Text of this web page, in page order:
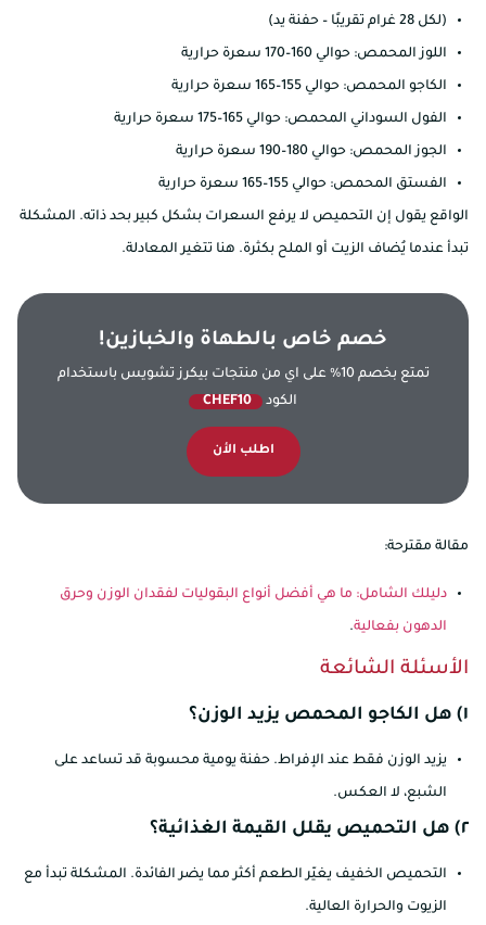
(لكل 28 غرام تقريبًا – حفنة يد)
اللوز المحمص: حوالي 160–170 سعرة حرارية
الكاجو المحمص: حوالي 155–165 سعرة حرارية
الفول السوداني المحمص: حوالي 165–175 سعرة حرارية
الجوز المحمص: حوالي 180–190 سعرة حرارية
الفستق المحمص: حوالي 155–165 سعرة حرارية
الواقع يقول إن التحميص لا يرفع السعرات بشكل كبير بحد ذاته. المشكلة
تبدأ عندما يُضاف الزيت أو الملح بكثرة. هنا تتغير المعادلة.
خصم خاص بالطهاة والخبازين!
تمتع بخصم 10% على اي من منتجات بيكرز تشويس باستخدام
الكود
CHEF10
اطلب الأن
مقالة مقترحة:
دليلك الشامل: ما هي أفضل أنواع البقوليات لفقدان الوزن وحرق
الدهون بفعالية.
الأسئلة الشائعة
يزيد الوزن فقط عند الإفراط. حفنة يومية محسوبة قد تساعد على
الشبع، لا العكس.
التحميص الخفيف يغيّر الطعم أكثر مما يضر الفائدة. المشكلة تبدأ مع
الزيوت والحرارة العالية.